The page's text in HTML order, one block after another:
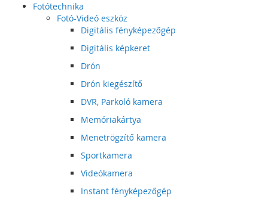
Fotótechnika
Fotó-Videó eszköz
Digitális fényképezőgép
Digitális képkeret
Drón
Drón kiegészítő
DVR, Parkoló kamera
Memóriakártya
Menetrögzítő kamera
Sportkamera
Videókamera
Instant fényképezőgép